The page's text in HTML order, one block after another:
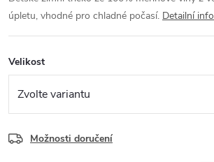
úpletu, vhodné pro chladné počasí. Detailní
Velikost
Možnosti doručení